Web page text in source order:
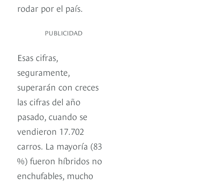
rodar por el país.
PUBLICIDAD
Esas cifras,
seguramente,
superarán con creces
las cifras del año
pasado, cuando se
vendieron 17.702
carros. La mayoría (83
%) fueron híbridos no
enchufables, mucho